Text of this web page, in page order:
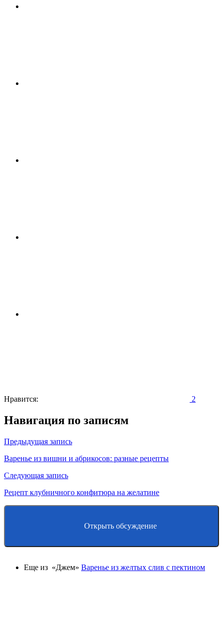
Нравится: 2
Навигация по записям
Предыдущая запись
Варенье из вишни и абрикосов: разные рецепты
Следующая запись
Рецепт клубничного конфитюра на желатине
Открыть обсуждение
Еще из «Джем» Варенье из желтых слив с пектином